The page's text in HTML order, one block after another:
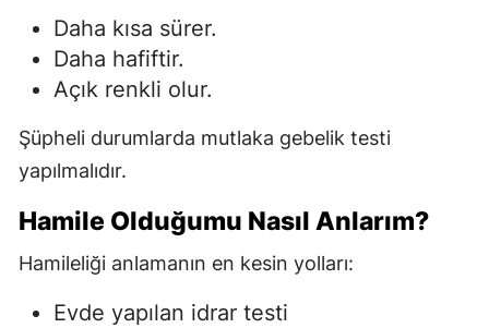
Daha kısa sürer.
Daha hafiftir.
Açık renkli olur.
Şüpheli durumlarda mutlaka gebelik testi
yapılmalıdır.
Hamile Olduğumu Nasıl Anlarım?
Hamileliği anlamanın en kesin yolları:
Evde yapılan idrar testi